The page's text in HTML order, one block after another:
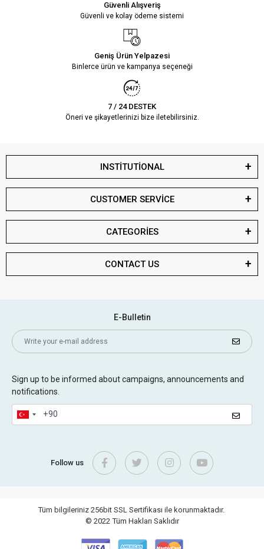
Güvenli Alışveriş
Güvenli ve kolay ödeme sistemi
Geniş Ürün Yelpazesi
Binlerce ürün ve kampanya seçeneği
7 / 24 DESTEK
Öneri ve şikayetlerinizi bize iletebilirsiniz.
INSTİTUTİONAL
CUSTOMER SERVİCE
CATEGORİES
CONTACT US
E-Bulletin
Sign up to be informed about campaigns, announcements and
notifications.
Follow us
Tüm bilgileriniz 256bit SSL Sertifikası ile korunmaktadır.
© 2022 Tüm Hakları Saklıdır